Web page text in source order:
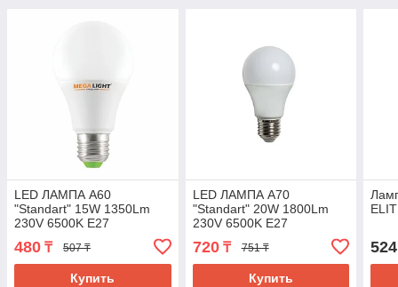
LED ЛАМПА A60
"Standart" 15W 1350Lm
230V 6500K E27
MEGALIGHT (100)
480 ₸ 507 ₸
Купить
LED ЛАМПА A70
"Standart" 20W 1800Lm
230V 6500K E27
MEGALIGHT (100/10)
720₸ 751 ₸
Купить
524